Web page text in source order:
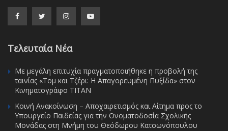
Τελευταία Νέα
Με μεγάλη επιτυχία πραγματοποιήθηκε η προβολή της
ταινίας «Τομ και Τζέρι: Η Απαγορευμένη Πυξίδα» στον
Κινηματογράφο ΤΙΤΑΝ
Κοινή Ανακοίνωση – Αποχαιρετισμός και Αίτημα προς το
Υπουργείο Παιδείας για την Ονοματοδοσία Σχολικής
Μονάδας στη Μνήμη του Θεόδωρου Κατσωνόπουλου